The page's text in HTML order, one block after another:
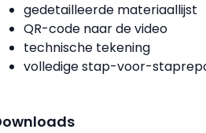
gedetailleerde materiaallijst
QR-code naar de video
technische tekening
volledige stap-voor-